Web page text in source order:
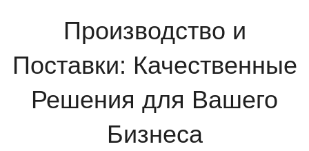
Производство и
Поставки: Качественные
Решения для Вашего
Бизнеса